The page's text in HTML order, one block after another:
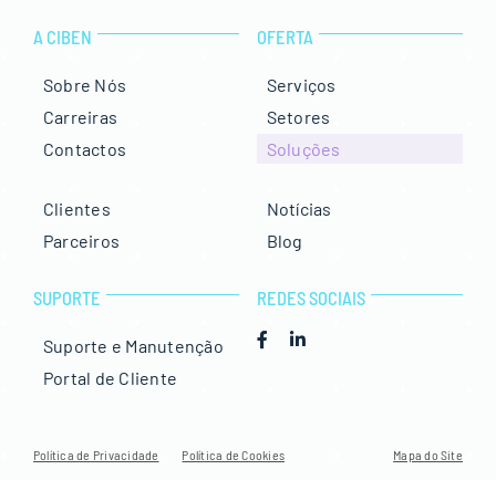
A CIBEN
Sobre Nós
Carreiras
Contactos
Clientes
Parceiros
SUPORTE
Suporte e Manutenção
Portal de Cliente
OFERTA
Serviços
Setores
Soluções
Notícias
Blog
REDES SOCIAIS
Política de Privacidade Política de Cookies Mapa do Site